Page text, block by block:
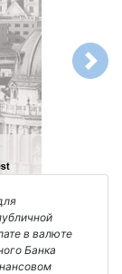
Next
в валюте
Банка